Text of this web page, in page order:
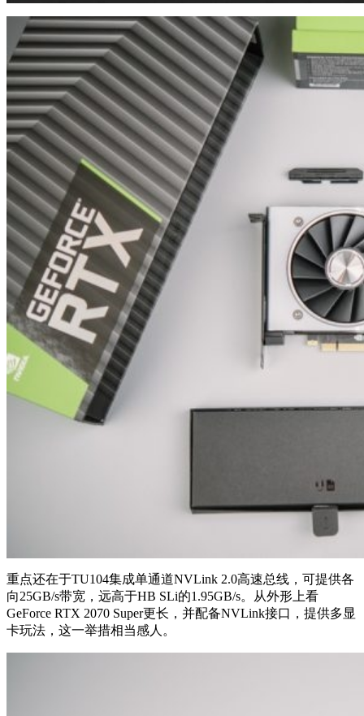
重点还在于TU104集成单通道NVLink 2.0高速总线，可提供各
向25GB/s带宽，远高于HB SLi的1.95GB/s。从外形上看
GeForce RTX 2070 Super更长，并配备NVLink接口，提供多显
卡玩法，这一举措相当感人。